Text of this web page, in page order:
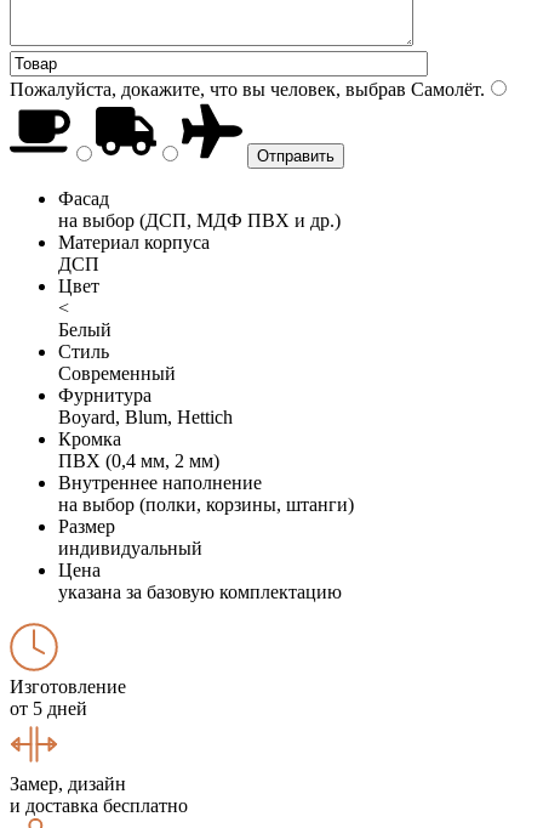
Пожалуйста, докажите, что вы человек, выбрав Самолёт.
Фасад
на выбор (ДСП, МДФ ПВХ и др.)
Материал корпуса
ДСП
Цвет
<
Белый
Стиль
Современный
Фурнитура
Boyard, Blum, Hettich
Кромка
ПВХ (0,4 мм, 2 мм)
Внутреннее наполнение
на выбор (полки, корзины, штанги)
Размер
индивидуальный
Цена
указана за базовую комплектацию
Изготовление
от 5 дней
Замер, дизайн
и доставка бесплатно